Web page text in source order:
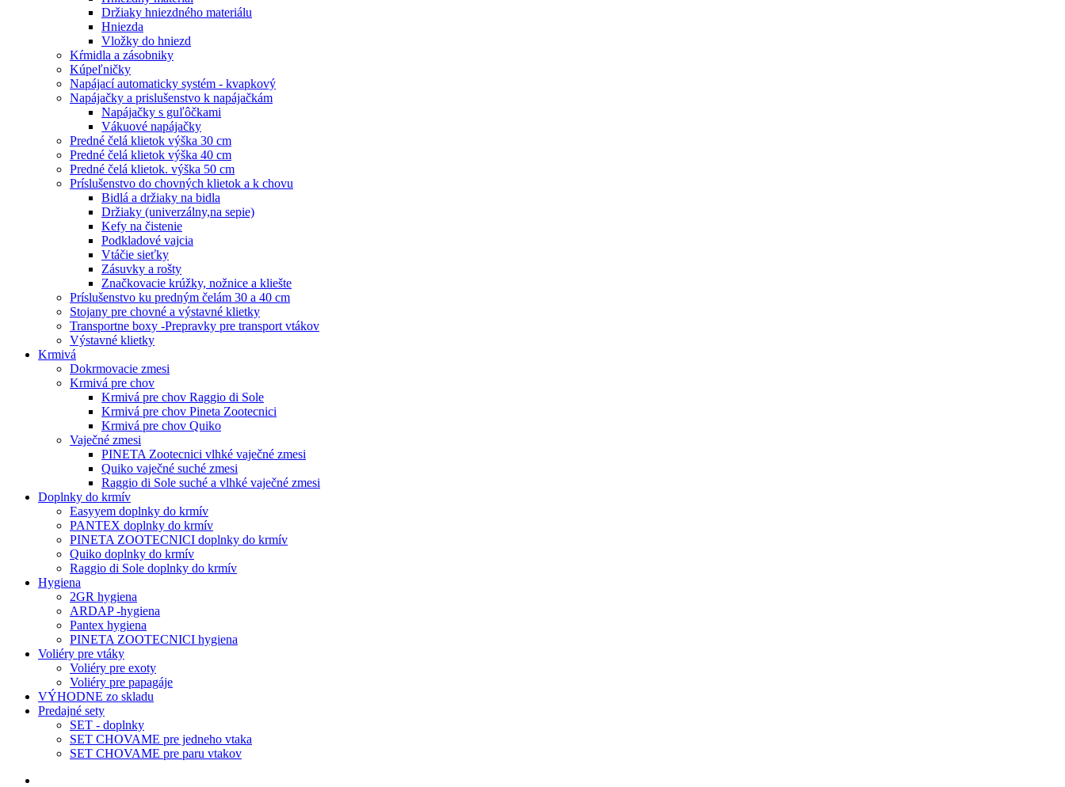
Držiaky hniezdného materiálu
Hniezda
Vložky do hniezd
Kŕmidla a zásobniky
Kúpeľničky
Napájací automaticky systém - kvapkový
Napájačky a prislušenstvo k napájačkám
Napájačky s guľôčkami
Vákuové napájačky
Predné čelá klietok výška 30 cm
Predné čelá klietok výška 40 cm
Predné čelá klietok. výška 50 cm
Príslušenstvo do chovných klietok a k chovu
Bidlá a držiaky na bidla
Držiaky (univerzálny,na sepie)
Kefy na čistenie
Podkladové vajcia
Vtáčie sieťky
Zásuvky a rošty
Značkovacie krúžky, nožnice a kliešte
Príslušenstvo ku predným čelám 30 a 40 cm
Stojany pre chovné a výstavné klietky
Transportne boxy -Prepravky pre transport vtákov
Výstavné klietky
Krmivá
Dokrmovacie zmesi
Krmivá pre chov
Krmivá pre chov Raggio di Sole
Krmivá pre chov Pineta Zootecnici
Krmivá pre chov Quiko
Vaječné zmesi
PINETA Zootecnici vlhké vaječné zmesi
Quiko vaječné suché zmesi
Raggio di Sole suché a vlhké vaječné zmesi
Doplnky do krmív
Easyyem doplnky do krmív
PANTEX doplnky do krmív
PINETA ZOOTECNICI doplnky do krmív
Quiko doplnky do krmív
Raggio di Sole doplnky do krmív
Hygiena
2GR hygiena
ARDAP -hygiena
Pantex hygiena
PINETA ZOOTECNICI hygiena
Voliéry pre vtáky
Voliéry pre exoty
Voliéry pre papagáje
VÝHODNE zo skladu
Predajné sety
SET - doplnky
SET CHOVAME pre jedneho vtaka
SET CHOVAME pre paru vtakov